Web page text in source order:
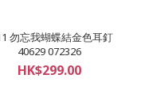
勿忘我蝴蝶結金色耳釘
40629 072326
HK$299.00